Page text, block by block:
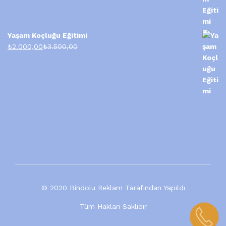
Yaşam Koçluğu Eğitimi
₺2.000,00₺3.500,00
© 2020 Bindolu Reklam Tarafından Yapıldı
Tüm Hakları Saklıdır